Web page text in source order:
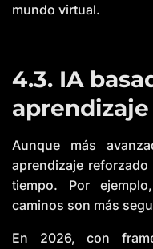
mundo virtual.
4.3. IA
aprendizaje
Aunque más
aprendizaje
tiempo. Por
caminos son más
En 2026, con